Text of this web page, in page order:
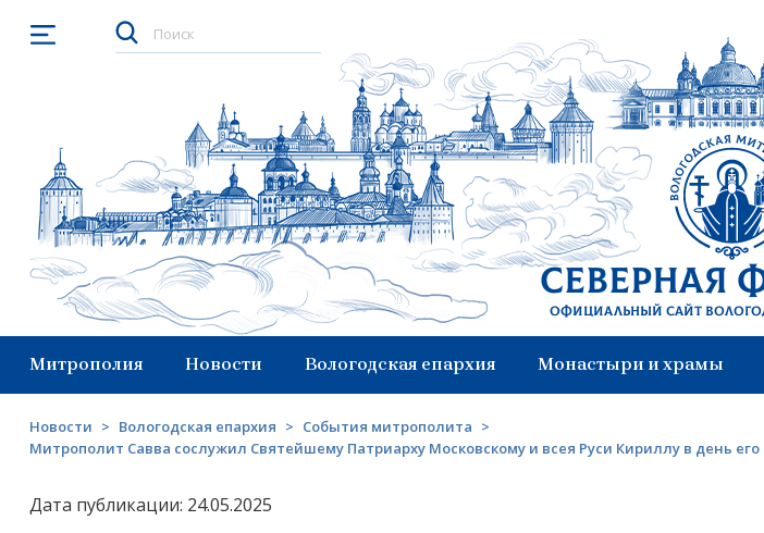
Открыть меню
Северная
Официальный сайт
Митрополия Новости Вологодская епархия Монастыри и храмы
Новости > Вологодская епархия > События митрополита >
Митрополит Савва сослужил Святейшему Патриарху Московскому и всея Руси Кириллу в день
Дата публикации: 24.05.2025